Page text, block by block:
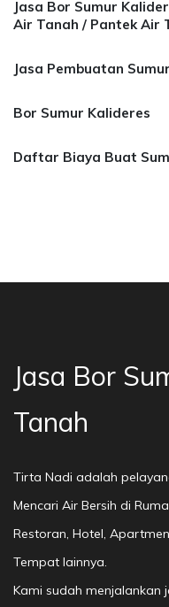
Jasa Bor Sumur
Air Tanah / Pantek Air
Jasa Pembuatan
Bor Sumur Kalideres
Daftar Biaya Buat
Jasa Bor
Tanah
Tirta Nadi adalah
Mencari Air Bersih di
Restoran, Hotel,
Tempat lainnya.
Kami sudah menjalankan